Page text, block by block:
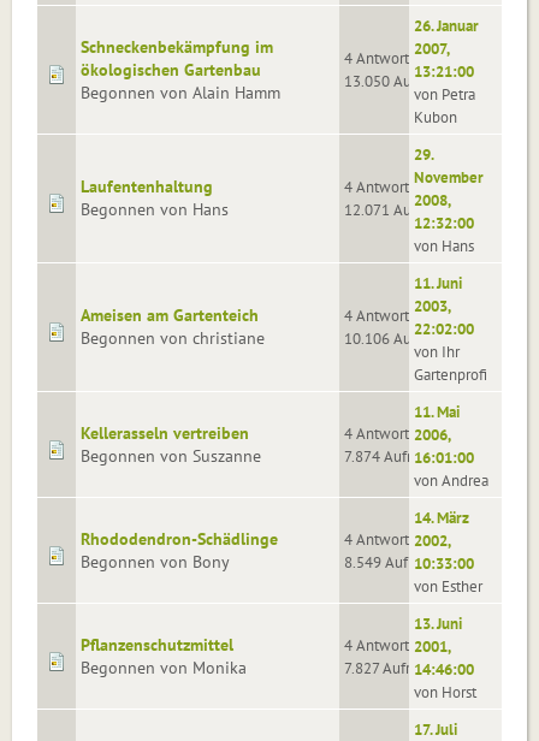
Schneckenbekämpfung im
ökologischen Gartenbau
Begonnen von Alain Hamm
4 Antworten
13.050 Aufrufe
26. Januar
2007,
13:21:00
von Petra
Kubon
Laufentenhaltung
Begonnen von Hans
4 Antworten
12.071 Aufrufe
29.
November
2008,
12:32:00
von Hans
Ameisen am Gartenteich
Begonnen von christiane
4 Antworten
10.106 Aufrufe
11. Juni
2003,
22:02:00
von Ihr
Gartenprofi
Kellerasseln vertreiben
Begonnen von Suszanne
4 Antworten
7.874 Aufrufe
11. Mai
2006,
16:01:00
von Andrea
Rhododendron-Schädlinge
Begonnen von Bony
4 Antworten
8.549 Aufrufe
14. März
2002,
10:33:00
von Esther
Pflanzenschutzmittel
Begonnen von Monika
4 Antworten
7.827 Aufrufe
13. Juni
2001,
14:46:00
von Horst
17. Juli